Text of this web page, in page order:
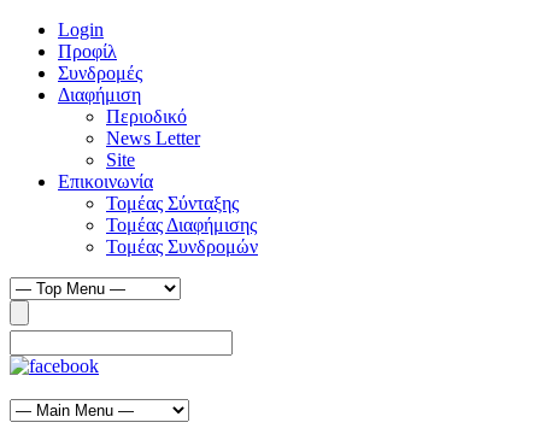
Login
Προφίλ
Συνδρομές
Διαφήμιση
Περιοδικό
News Letter
Site
Επικοινωνία
Τομέας Σύνταξης
Τομέας Διαφήμισης
Τομέας Συνδρομών